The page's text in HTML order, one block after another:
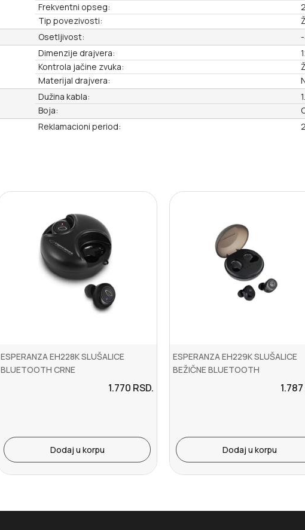
Frekventni opseg:
Tip povezivosti:
Osetljivost:
Dimenzije drajvera:
Kontrola jačine zvuka:
Materijal drajvera:
Dužina kabla:
Boja:
Reklamacioni period:
ESPERANZA EH228K SLUŠALICE
BLUETOOTH CRNE
1.770 RSD.
Dodaj u korpu
ESPERANZA EH229K SLUŠALICE
BEŽIČNE BLUETOOTH
1.787
Dodaj u korpu